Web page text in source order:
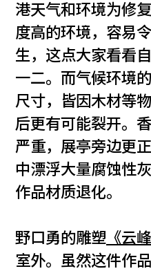
港天气和环境为修
度高的环境，容易
生，这点大家看看
一二。而气候环境
尺寸，皆因木材等
后更有可能裂开。
严重，展亭旁边更
中漂浮大量腐蚀性
作品材质退化。
野口勇的雕塑 《云
室外。虽然这件作